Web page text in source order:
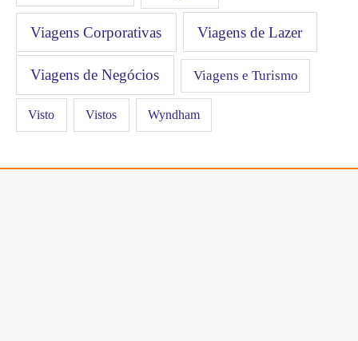
Viagens Corporativas Viagens de Lazer
Viagens de Negócios Viagens e Turismo
Visto Vistos Wyndham